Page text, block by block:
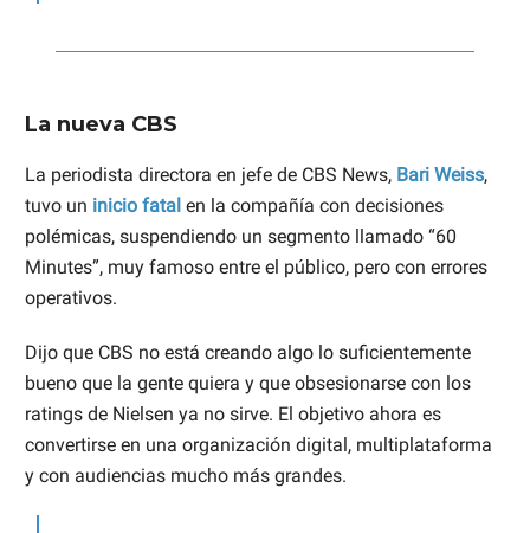
La nueva CBS
La periodista directora en jefe de CBS News, Bari Weiss,
tuvo un inicio fatal en la compañía con decisiones
polémicas, suspendiendo un segmento llamado “60
Minutes”, muy famoso entre el público, pero con errores
operativos.
Dijo que CBS no está creando algo lo suficientemente
bueno que la gente quiera y que obsesionarse con los
ratings de Nielsen ya no sirve. El objetivo ahora es
convertirse en una organización digital, multiplataforma
y con audiencias mucho más grandes.